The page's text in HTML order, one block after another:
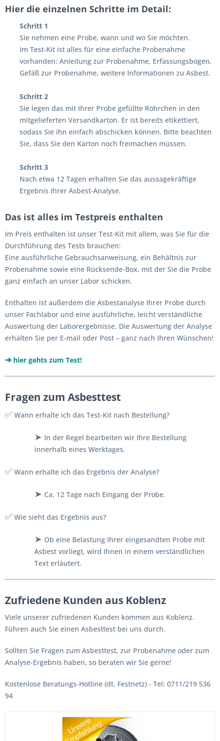
Hier die einzelnen Schritte im Detail:
Schritt 1
Sie nehmen eine Probe, wann und wo Sie möchten.
Im Test-Kit ist alles für eine einfache Probenahme
vorhanden: Anleitung zur Probenahme, Erfassungsbogen,
Gefäß zur Probenahme, weitere Informationen zu Asbest.
Schritt 2
Sie legen das mit Ihrer Probe gefüllte Röhrchen in den
mitgelieferten Versandkarton. Er ist bereits etikettiert,
sodass Sie ihn einfach abschicken können. Bitte beachten
Sie, dass Sie den Karton noch freimachen müssen.
Schritt 3
Nach etwa 12 Tagen erhalten Sie das aussagekräftige
Ergebnis Ihrer Asbest-Analyse.
Das ist alles im Testpreis enthalten
Im Preis enthalten ist unser Test-Kit mit allem, was Sie für die
Durchführung des Tests brauchen:
Eine ausführliche Gebrauchsanweisung, ein Behältnis zur
Probenahme sowie eine Rücksende-Box, mit der Sie die Probe
ganz einfach an unser Labor schicken.
Enthalten ist außerdem die Asbestanalyse Ihrer Probe durch
unser Fachlabor und eine ausführliche, leicht verständliche
Auswertung der Laborergebnisse. Die Auswertung der Analyse
erhalten Sie per E-mail oder Post – ganz nach Ihren Wünschen!
➔ hier gehts zum Test!
Fragen zum Asbesttest
✅ Wann erhalte ich das Test-Kit nach Bestellung?
➤ In der Regel bearbeiten wir Ihre Bestellung
innerhalb eines Werktages.
✅ Wann erhalte ich das Ergebnis der Analyse?
➤ Ca. 12 Tage nach Eingang der Probe.
✅ Wie sieht das Ergebnis aus?
➤ Ob eine Belastung Ihrer eingesandten Probe mit
Asbest vorliegt, wird Ihnen in einem verständlichen
Text erläutert.
Zufriedene Kunden aus Koblenz
Viele unserer zufriedenen Kunden kommen aus Koblenz.
Führen auch Sie einen Asbesttest bei uns durch.
Sollten Sie Fragen zum Asbesttest, zur Probenahme oder zum
Analyse-Ergebnis haben, so beraten wir Sie gerne!
Kostenlose Beratungs-Hotline (dt. Festnetz) - Tel: 0711/219 536
94